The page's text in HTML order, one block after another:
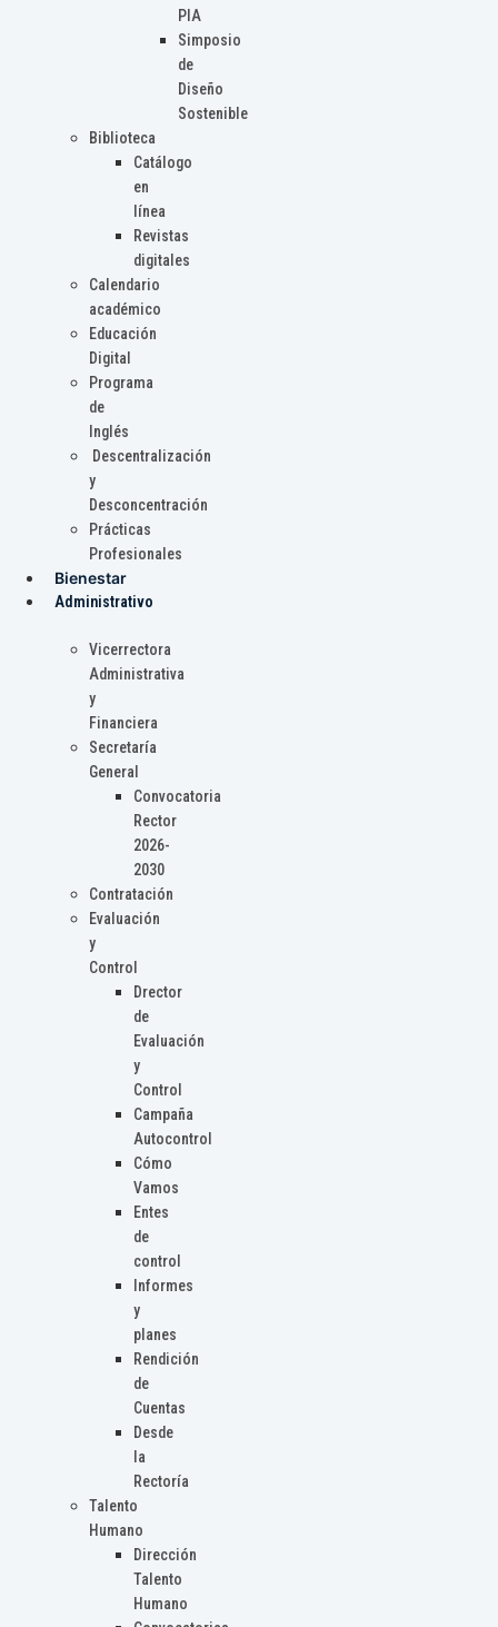
PIA
Simposio
de
Diseño
Sostenible
Biblioteca
Catálogo
en
línea
Revistas
digitales
Calendario
académico
Educación
Digital
Programa
de
Inglés
Descentralización
y
Desconcentración
Prácticas
Profesionales
Bienestar
Administrativo
Vicerrectora
Administrativa
y
Financiera
Secretaría
General
Convocatoria
Rector
2026-
2030
Contratación
Evaluación
y
Control
Drector
de
Evaluación
y
Control
Campaña
Autocontrol
Cómo
Vamos
Entes
de
control
Informes
y
planes
Rendición
de
Cuentas
Desde
la
Rectoría
Talento
Humano
Dirección
Talento
Humano